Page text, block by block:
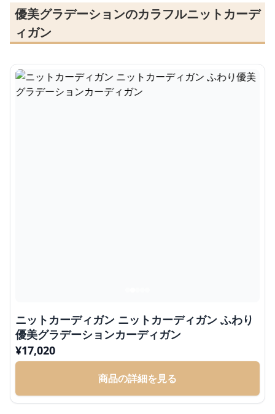
優美グラデーションのカラフルニットカーデ
ィガン
ニットカーディガン ニットカーディガン ふわり
優美グラデーションカーディガン
¥17,020
商品の詳細を見る